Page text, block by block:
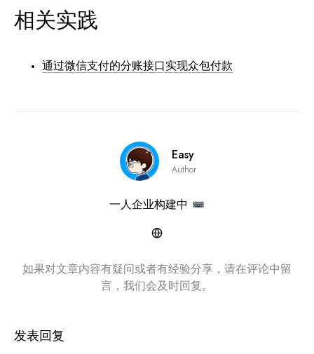
相关实践
通过微信支付的分账接口实现众包付款
Easy
Author
一人企业构建中
如果对文章内容有疑问或者有经验分享，请在评论中留
言，我们会及时回复。
发表回复